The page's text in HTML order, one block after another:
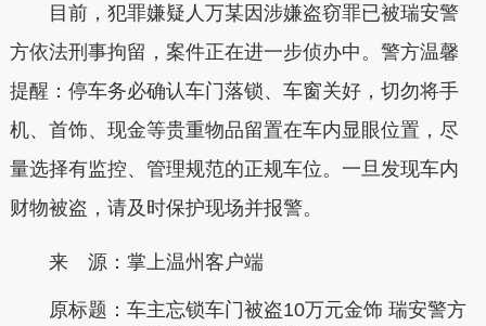
目前，犯罪嫌疑人万某因涉嫌盗窃罪已被瑞安警
方依法刑事拘留，案件正在进一步侦办中。警方温馨
提醒：停车务必确认车门落锁、车窗关好，切勿将手
机、首饰、现金等贵重物品留置在车内显眼位置，尽
量选择有监控、管理规范的正规车位。一旦发现车内
财物被盗，请及时保护现场并报警。
来 源：掌上温州客户端
原标题： 车主忘锁车门被盗10万元金饰 瑞安警方